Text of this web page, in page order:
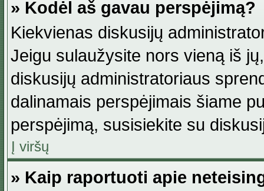
» Kodėl aš gavau perspėjimą?
Kiekvienas diskusijų
Jeigu sulaužysite nors vieną iš
diskusijų administratoriaus
dalinamais perspėjimais šiame
perspėjimą, susisiekite su
Į viršų
» Kaip raportuoti apie